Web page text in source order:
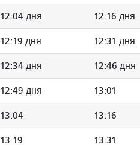
12:04 дня 12:16 дня
12:19 дня 12:31 дня
12:34 дня 12:46 дня
12:49 дня 13:01
13:04 13:16
13:19 13:31